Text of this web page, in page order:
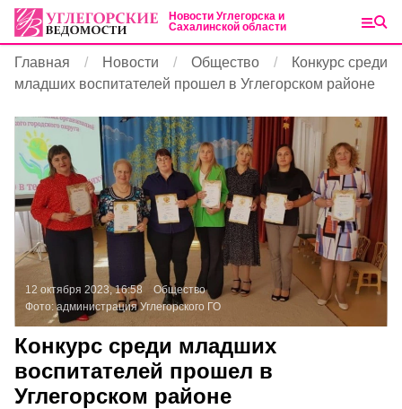
Новости Углегорска и
Сахалинской области
Главная Новости Общество
Конкурс среди
младших воспитателей прошел в Углегорском районе
12 октября 2023, 16:58
Общество
Фото:администрация Углегорского ГО
Конкурс среди младших
воспитателей прошел в
Углегорском районе